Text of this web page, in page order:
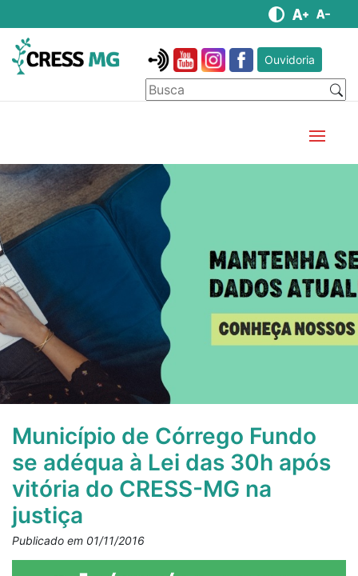
Ouvidoria
Município de Córrego Fundo
se adéqua à Lei das 30h após
vitória do CRESS-MG na
justiça
Publicado em 01/11/2016